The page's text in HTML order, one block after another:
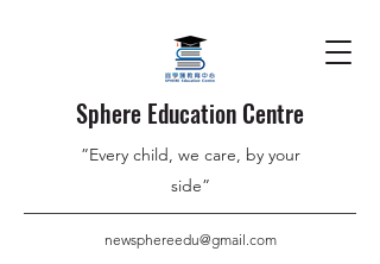
Sphere Education Centre
”Every child, we care, by your
side”
newsphereedu@gmail.com